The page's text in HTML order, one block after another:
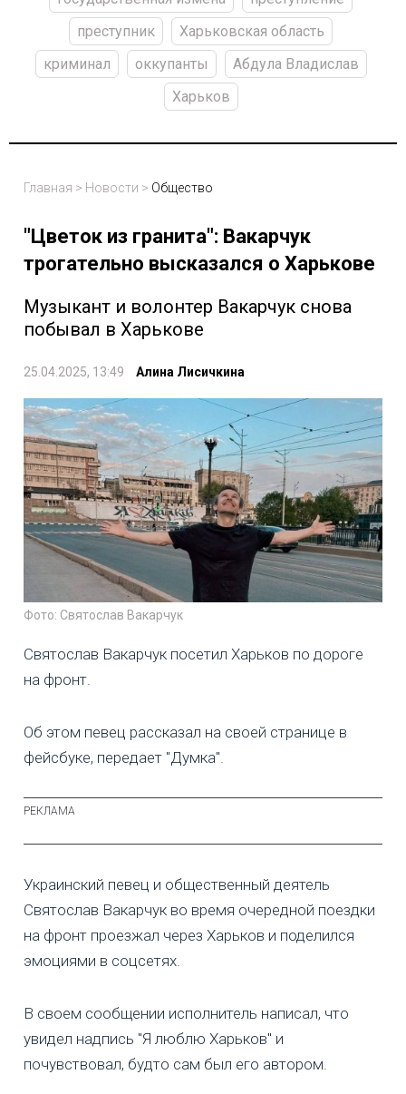
преступник
Харьковская область
криминал
оккупанты
Абдула Владислав
Харьков
Главная > Новости > Общество
"Цветок из гранита": Вакарчук
трогательно высказался о Харькове
Музыкант и волонтер Вакарчук снова
побывал в Харькове
25.04.2025, 13:49 Алина Лисичкина
Фото: Святослав Вакарчук
Святослав Вакарчук посетил Харьков по дороге
на фронт.
Об этом певец рассказал на своей странице в
фейсбуке, передает "Думка".
Украинский певец и общественный деятель
Святослав Вакарчук во время очередной поездки
на фронт проезжал через Харьков и поделился
эмоциями в соцсетях.
В своем сообщении исполнитель написал, что
увидел надпись "Я люблю Харьков" и
почувствовал, будто сам был его автором.